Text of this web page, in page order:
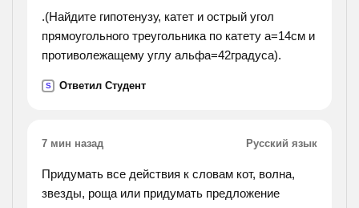
.(Найдите гипотенузу, катет и острый угол
прямоугольного треугольника по катету а=14см и
противолежащему углу альфа=42градуса).
S Ответил Студент
7 мин назад Русский язык
Придумать все действия к словам кот, волна,
звезды, роща или придумать предложение